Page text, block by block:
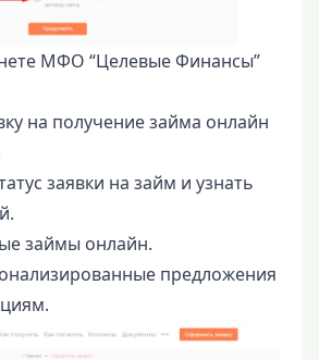
МФО “Целевые Финансы”
на получение займа онлайн
заявки на займ и узнать
займы онлайн.
предложения